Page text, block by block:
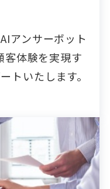
アンサーボット
客体験を実現す
トいたします。